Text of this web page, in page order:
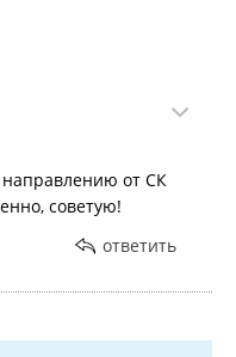
от СК
советую!
ответить